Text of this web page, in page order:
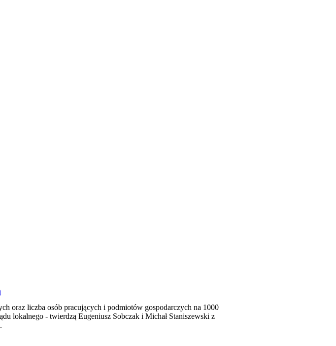
oraz liczba osób pracujących i podmiotów gospodarczych na 1000
lokalnego - twierdzą Eugeniusz Sobczak i Michał Staniszewski z